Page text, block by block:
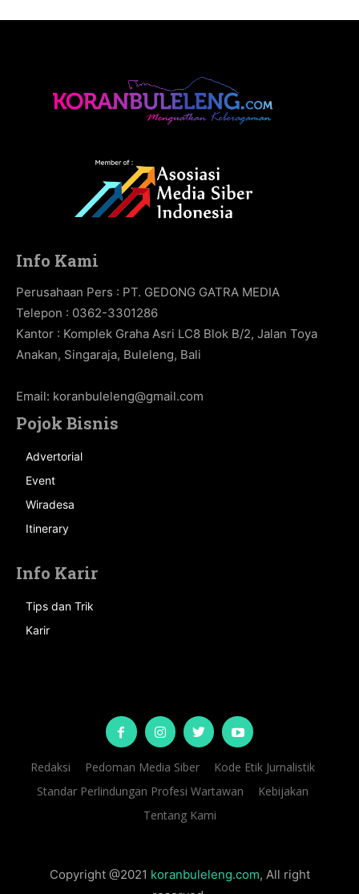
Info Kami
Perusahaan Pers : PT. GEDONG GATRA MEDIA
Telepon : 0362-3301286
Kantor : Komplek Graha Asri LC8 Blok B/2, Jalan Toya
Anakan, Singaraja, Buleleng, Bali
Email: koranbuleleng@gmail.com
Pojok Bisnis
Advertorial
Event
Wiradesa
Itinerary
Info Karir
Tips dan Trik
Karir
Redaksi Pedoman Media Siber
Kode Etik Jurnalistik
Standar Perlindungan Profesi Wartawan
Kebijakan
Tentang Kami
Copyright @2021 koranbuleleng.com, All right